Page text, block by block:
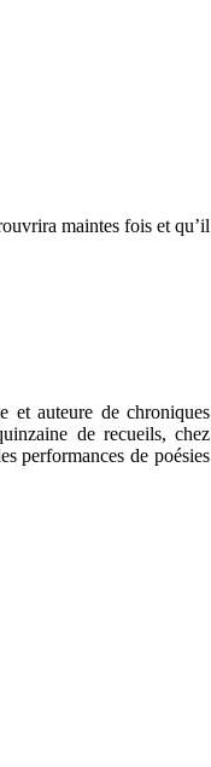
maintes fois et qu’il
et auteure de chroniques
de recueils, chez
performances de poésies